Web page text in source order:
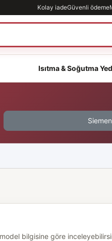
Kolay iadeGüvenli ödeme
Isıtma & Soğutma
bilgisine göre